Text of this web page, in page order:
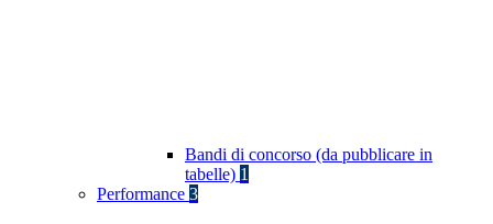
Bandi di concorso (da pubblicare in
tabelle) 1
Performance 3